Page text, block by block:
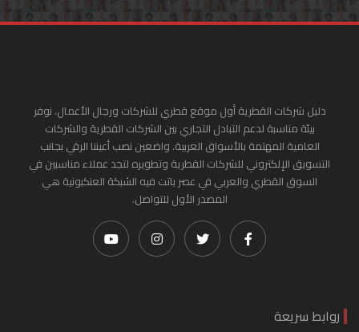
دليل شركات القطرية أول موقع قطري للشركات ورجال الأعمال. نوفر
بيئة مناسبة لدعم التبادل التجاري بين الشركات القطرية والشركات
العامية المهتمة بالأسواق العربية. واضعين نصب أعيننا الرقي بجانب
التسويق الإلكتروني للشركات القطرية وتطويره لتجد عملاء مناسبين في
السوق القطري والعربي في عصر باتت فيه الشبكة العنكبونية هي
المصدر الأول للتواصل.
روابط سريعة